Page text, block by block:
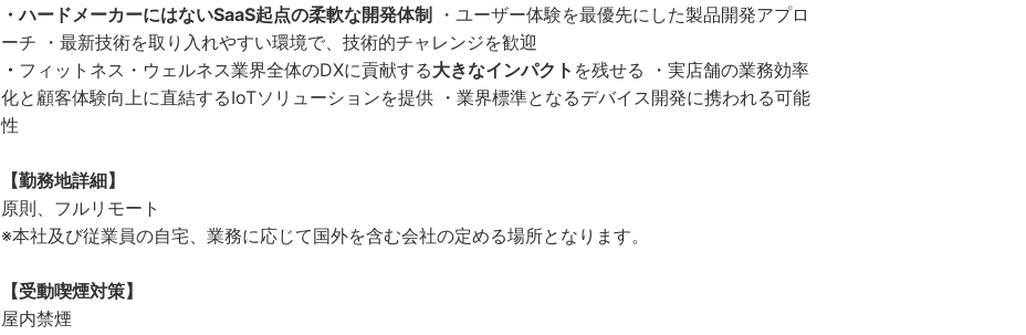
・ハードメーカーにはないSaaS起点の柔軟な開発体制
・ユーザー体験を最優先にした製品開発アプロ
ーチ ・最新技術を取り入れやすい環境で、技術的チャレンジを歓迎
・ フィットネス・ウェルネス業界全体のDXに貢献する大きなインパクト を残せる ・実店舗の業務効率
化と顧客体験向上に直結するIoTソリューションを提供 ・業界標準となるデバイス開発に携われる可能
性
【勤務地詳細】
原則、フルリモート
※本社及び従業員の自宅、業務に応じて国外を含む会社の定める場所となります。
【受動喫煙対策】
屋内禁煙